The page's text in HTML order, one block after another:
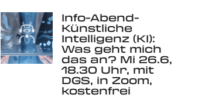
Info-Abend-
Künstliche
Intelligenz (KI):
Was geht mich
das an? Mi 26.6,
18.30 Uhr, mit
DGS, in Zoom,
kostenfrei